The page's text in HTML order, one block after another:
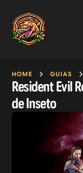
HOME GUIAS
Resident Evil
de Inseto